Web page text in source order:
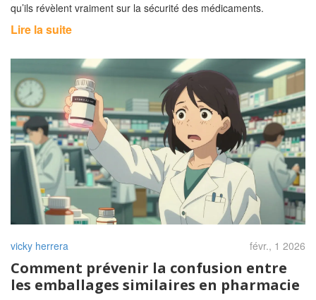
qu’ils révèlent vraiment sur la sécurité des médicaments.
Lire la suite
vicky herrera févr., 1 2026
Comment prévenir la confusion entre
les emballages similaires en pharmacie